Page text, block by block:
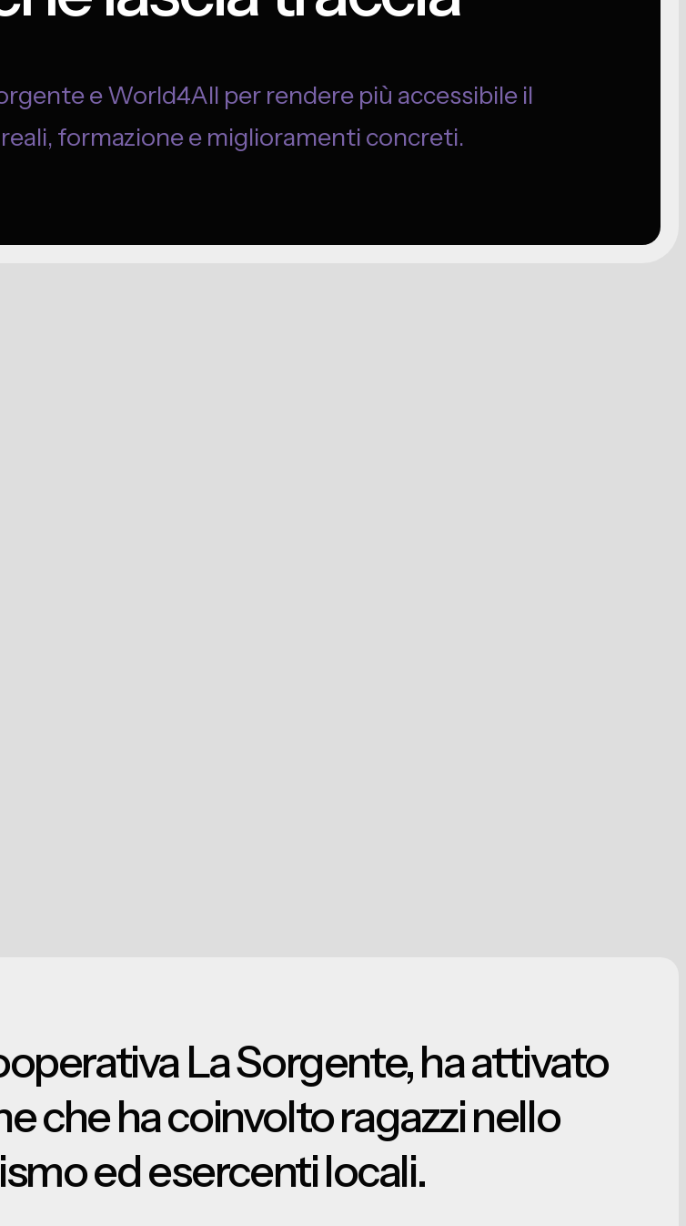
e World4All per rendere più accessibile il
formazione e miglioramenti concreti.
La Sorgente, ha attivato
che ha coinvolto ragazzi nello
ed esercenti locali.